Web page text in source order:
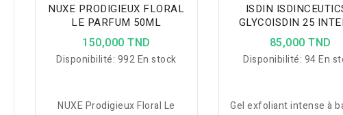
NUXE PRODIGIEUX FLORAL
LE PARFUM 50ML
150,000 TND
Disponibilité: 992 En stock
NUXE Prodigieux Floral Le
ISDIN
GLYCOISDIN 25
GEL 50ML
85,000 TND
Disponibilité: 94 En
Gel exfoliant intense à